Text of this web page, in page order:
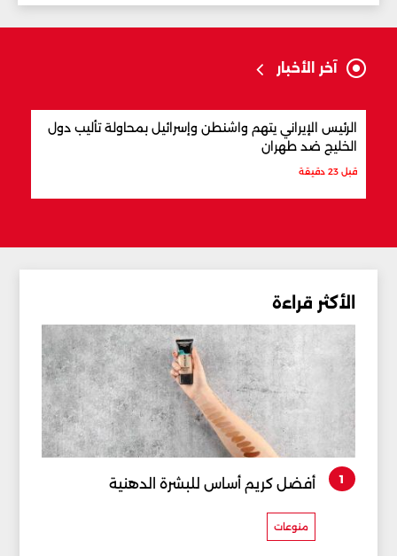
آخر الأخبار
الرئيس الإيراني يتهم واشنطن وإسرائيل بمحاولة تأليب دول
الخليج ضد طهران
قبل 23 دقيقة
الأكثر قراءة
1 أفضل كريم أساس للبشرة الدهنية
منوعات